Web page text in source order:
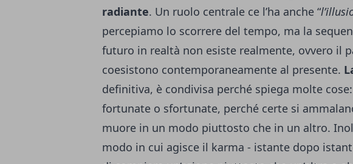
radiante. Un ruolo centrale ce l’ha anche “
percepiamo lo scorrere del tempo, ma la
futuro in realtà non esiste realmente, ovvero il
coesistono contemporaneamente al presente.
definitiva, è condivisa perché spiega molte
fortunate o sfortunate, perché certe si
muore in un modo piuttosto che in un altro.
modo in cui agisce il karma - istante dopo